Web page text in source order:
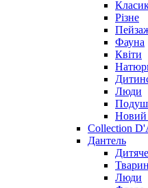
Різне
Фауна
Квіти
Люди
Новий
Collection
Дантель
Дитяче
Люди